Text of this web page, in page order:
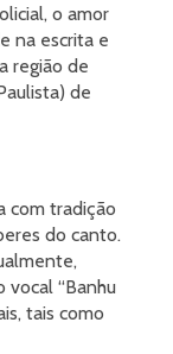
o amor
na escrita e
região de
de
com tradição
do canto.
vocal “Banhu
tais como